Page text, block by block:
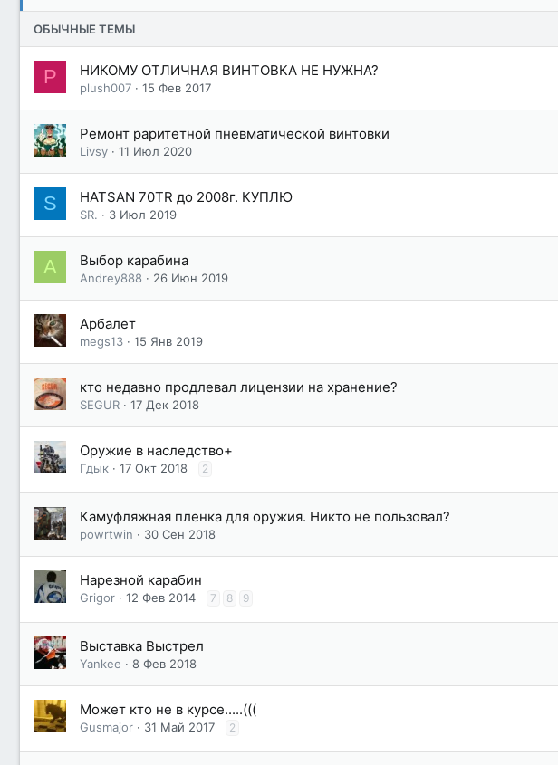
ОБЫЧНЫЕ ТЕМЫ
P НИКОМУ ОТЛИЧНАЯ ВИНТОВКА НЕ НУЖНА?
plush007 15 Фев 2017
Ремонт раритетной пневматической винтовки
Livsy 11 Июл 2020
S HATSAN 70TR до 2008г. КУПЛЮ
SR. 3 Июл 2019
A Выбор карабина
Andrey888 26 Июн 2019
Арбалет
megs13 15 Янв 2019
кто недавно продлевал лицензии на хранение?
SEGUR 17 Дек 2018
Оружие в наследство+
Гдык 17 Окт 2018 2
Камуфляжная пленка для оружия. Никто не пользовал?
powrtwin 30 Сен 2018
Нарезной карабин
Grigor 12 Фев 2014 7 8 9
Выставка Выстрел
Yankee 8 Фев 2018
Может кто не в курсе.....(((
Gusmajor 31 Май 2017 2